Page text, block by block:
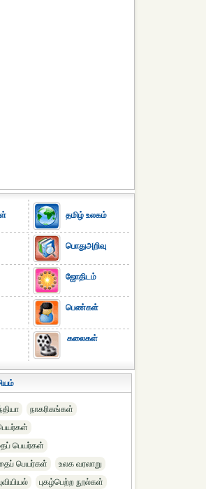
தமிழ் உலகம்
பொதுஅறிவு
ஜோதிடம்
பெண்கள்
கலைகள்
நாகரிகங்கள்
பெயர்கள்
பெயர்கள்
உலக வரலாறு
புகழ்பெற்ற நூல்கள்